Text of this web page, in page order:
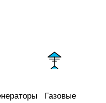
Газовые